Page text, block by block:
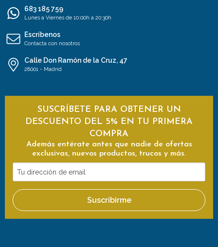
683 185 759
Lunes a Viernes de 10:00h a 20:30h
Escríbenos
Contacta con nosotros
Calle Don Ramón de la Cruz, 47
28001 - Madrid
SUSCRÍBETE PARA OBTENER UN
DESCUENTO DEL 5% EN TU PRIMERA
COMPRA
Además entérate antes que nadie de ofertas
exclusivas, nuevos productos, trucos y más.
Tu
dirección
de
email
Suscribirme